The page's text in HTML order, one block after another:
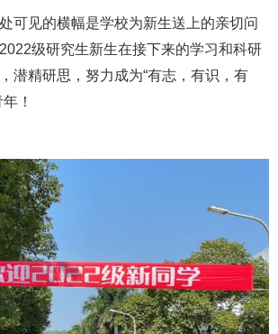
见的横幅是学校为新生送上的亲切问
级研究生新生在接下来的学习和科研
潜精研思，努力成为“有志，有识，有
！